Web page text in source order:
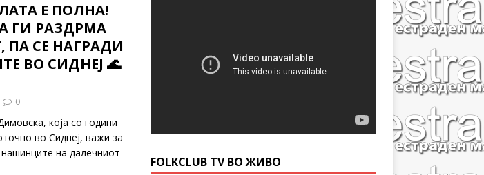
Е ПОЛНА!
ГИ РАЗДРМА
ПА СЕ НАГРАДИ
ВО СИДНЕЈ 🌊
0
која со години
во Сиднеј, важи за
на далечниот
FOLKCLUB TV ВО ЖИВО